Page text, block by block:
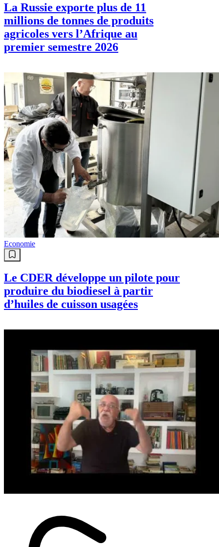
La Russie exporte plus de 11
millions de tonnes de produits
agricoles vers l’Afrique au
premier semestre 2026
Economie
Le CDER développe un pilote pour
produire du biodiesel à partir
d’huiles de cuisson usagées